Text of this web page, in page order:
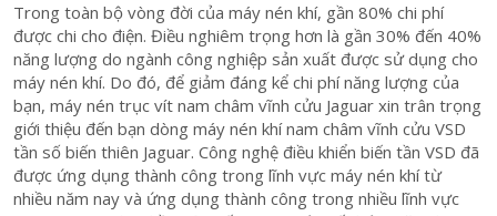
Trong toàn bộ vòng đời của máy nén khí, gần 80% chi phí
được chi cho điện. Điều nghiêm trọng hơn là gần 30% đến 40%
năng lượng do ngành công nghiệp sản xuất được sử dụng cho
máy nén khí. Do đó, để giảm đáng kể chi phí năng lượng của
bạn, máy nén trục vít nam châm vĩnh cửu Jaguar xin trân trọng
giới thiệu đến bạn dòng máy nén khí nam châm vĩnh cửu VSD
tần số biến thiên Jaguar. Công nghệ điều khiển biến tần VSD đã
được ứng dụng thành công trong lĩnh vực máy nén khí từ
nhiều năm nay và ứng dụng thành công trong nhiều lĩnh vực